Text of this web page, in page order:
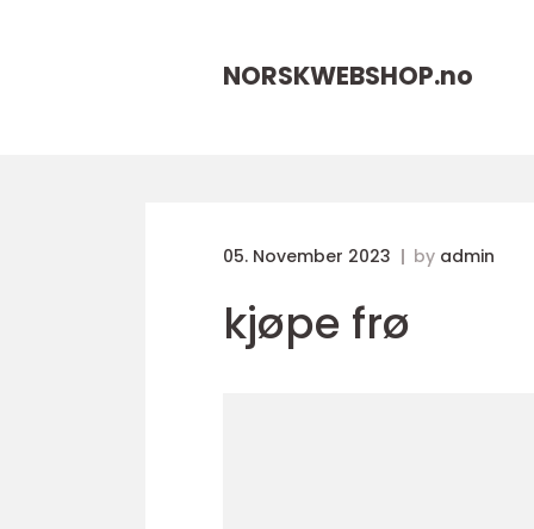
NORSKWEBSHOP.no
05. November 2023 by admin
kjøpe frø